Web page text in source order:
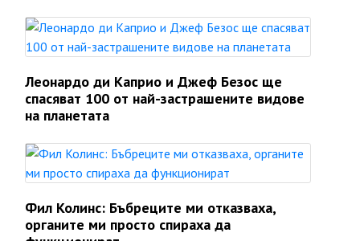
Леонардо ди Каприо и Джеф Безос ще
спасяват 100 от най-застрашените видове
на планетата
Фил Колинс: Бъбреците ми отказваха,
органите ми просто спираха да